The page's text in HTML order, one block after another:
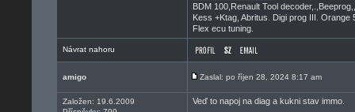
BDM 100,Renault Tool
Kess +Ktag, Abritus. Digi prog III. Orange
Flex ecu tuning.
Návrat nahoru
amigo Zaslal: po říjen 28, 2024 8:17 am
Založen: 19.6.2009
Veď to napoj na diag a kukni stav immo.